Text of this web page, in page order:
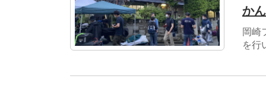
か
岡崎
を行